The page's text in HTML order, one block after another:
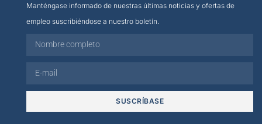
Manténgase informado de nuestras últimas noticias y ofertas de
empleo suscribiéndose a nuestro boletín.
SUSCRÍBASE